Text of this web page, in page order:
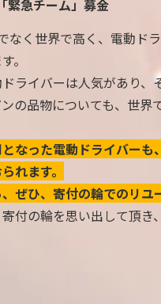
緊急チーム」募金
なく世界で高く、電動ド
。
ライバーは人気があり、
の品物についても、世界
なった電動ドライバーも
れます。
ぜひ、寄付の輪でのリユ
付の輪を思い出して頂き